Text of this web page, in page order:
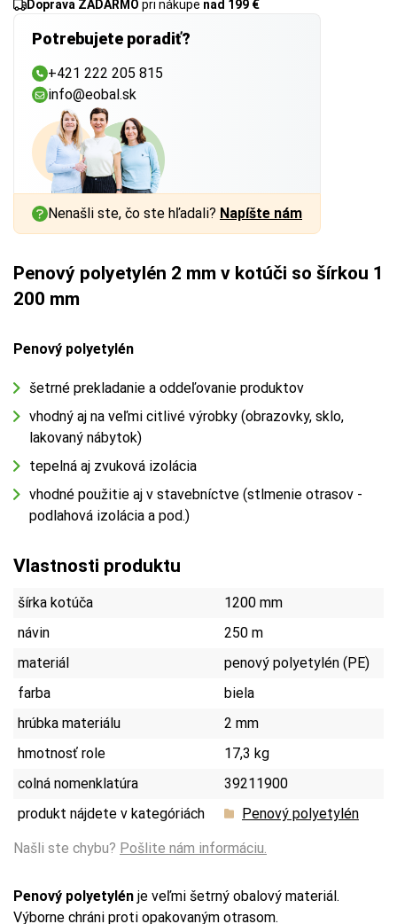
Doprava ZADARMO pri nákupe nad 199 €
Potrebujete poradiť?
+421 222 205 815
info@eobal.sk
Nenašli ste, čo ste hľadali? Napíšte nám
Penový polyetylén 2 mm v kotúči so šírkou 1
200 mm
Penový polyetylén
šetrné prekladanie a oddeľovanie produktov
vhodný aj na veľmi citlivé výrobky (obrazovky, sklo,
lakovaný nábytok)
tepelná aj zvuková izolácia
vhodné použitie aj v stavebníctve (stlmenie otrasov -
podlahová izolácia a pod.)
Vlastnosti produktu
šírka kotúča
1200 mm
návin
250 m
materiál
penový polyetylén (PE)
farba
biela
hrúbka materiálu
2 mm
hmotnosť role
17,3 kg
colná nomenklatúra
39211900
produkt nájdete v kategóriách
Penový polyetylén
Našli ste chybu? Pošlite nám informáciu.
Penový polyetylén je veľmi šetrný obalový materiál.
Výborne chráni proti opakovaným otrasom.